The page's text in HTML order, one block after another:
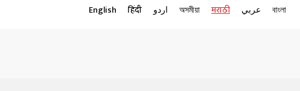
English हिंदी اردو অসমীয়া मराठी عربي বাংলা